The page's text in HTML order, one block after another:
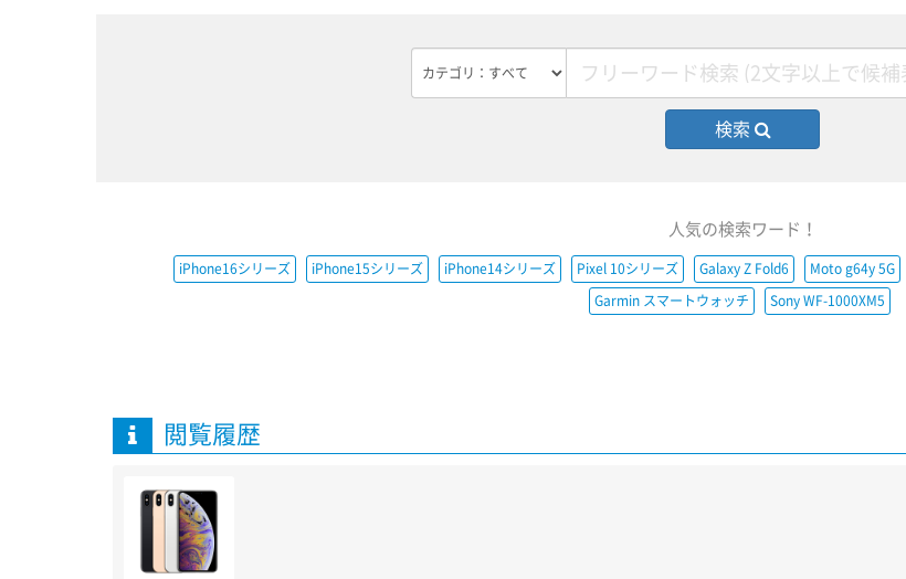
検索
人気の検索ワード！
iPhone16シリーズ iPhone15シリーズ iPhone14シリーズ Pixel 10シリーズ Galaxy Z Fold6 Moto g64y 5G
Garmin スマートウォッチ Sony WF-1000XM5
閲覧履歴